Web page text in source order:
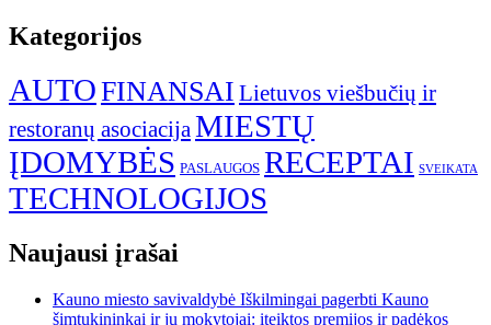
Kategorijos
AUTOFINANSAI Lietuvos viešbučių ir
restoranų asociacijaMIESTŲ
ĮDOMYBĖS PASLAUGOS RECEPTAI SVEIKATA
TECHNOLOGIJOS
Naujausi įrašai
Kauno miesto savivaldybė Iškilmingai pagerbti Kauno
šimtukininkai ir jų mokytojai: įteiktos premijos ir padėkos